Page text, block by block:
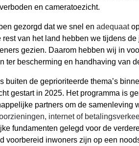
en cameratoezicht.
gezorgd dat we snel en adequaat
rest van het land hebben we tijdens
gezien. Daarom hebben wij in
ter bescherming en handhaving van
buiten de geprioriteerde thema’s
gestart in 2025. Het programma is
partners om de samenleving
internet of
fundamenten gelegd voor de
voorbereid inwoners zijn op een